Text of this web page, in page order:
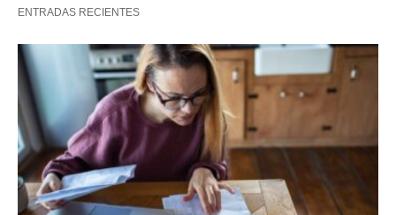
ENTRADAS RECIENTES